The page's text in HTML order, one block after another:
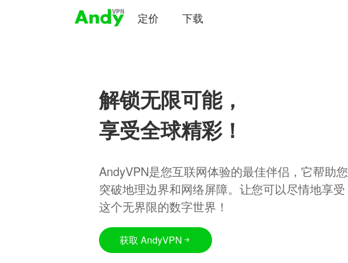
定价 下载
解锁无限可能，
享受全球精彩！
AndyVPN是您互联网体验的最佳伴侣，它帮助您
突破地理边界和网络屏障。让您可以尽情地享受
这个无界限的数字世界！
获取 AndyVPN